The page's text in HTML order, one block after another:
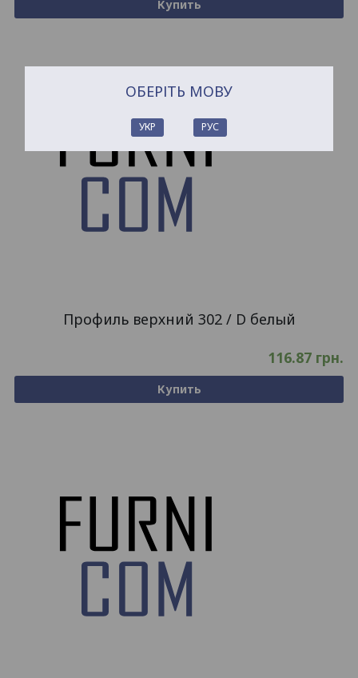
Купить
Профиль верхний 302 / D белый
116.87 грн.
Купить
ОБЕРІТЬ МОВУ
УКР РУС